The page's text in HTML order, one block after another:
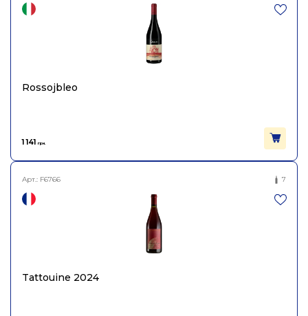
Rossojbleo
1 141 грн.
Арт.: F6766 7
Tattouine 2024